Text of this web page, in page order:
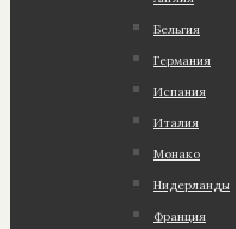
Бельгия
Германия
Испания
Италия
Монако
Нидерланды
Франция